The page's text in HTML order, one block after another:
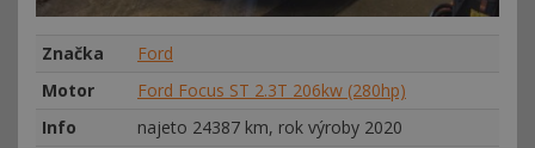
Značka
Ford
Motor
Ford Focus ST 2.3T 206kw (280hp)
Info
najeto 24387 km, rok výroby 2020